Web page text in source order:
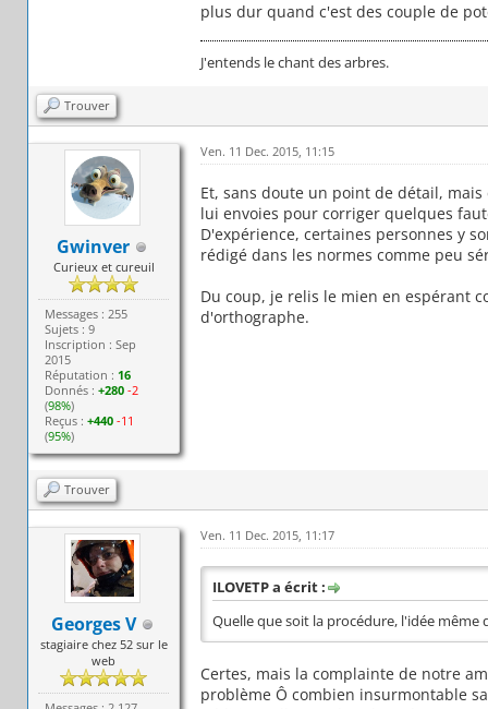
plus dur quand c'est des couple de
J'entends le chant des arbres.
Trouver
Gwinver
Curieux et cureuil
Messages : 255
Sujets : 9
Inscription : Sep
2015
Réputation : 16
Donnés :+280 -2
(98%)
Reçus :+440 -11
(95%)
Ven. 11 Dec. 2015, 11:15
Et, sans doute un point de détail,
lui envoies pour corriger quelques
D'expérience, certaines personnes y
rédigé dans les normes comme peu
Du coup, je relis le mien en espérant
d'orthographe.
Trouver
Georges V
stagiaire chez 52 sur le
web
Ven. 11 Dec. 2015, 11:17
ILOVETP a écrit :
Quelle que soit la procédure, l'idée
Certes, mais la complainte de notre
problème Ô combien insurmontable